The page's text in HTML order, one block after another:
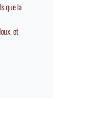
que la
et